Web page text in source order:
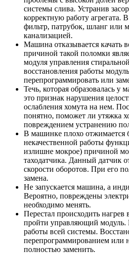
системы слива. Устранив
корректную работу агрегата.
фильтр, патрубок, шланг или
канализацией.
Машина отказывается качать
причиной такой поломки
модуля управления
восстановления работы
перепрограммировать или
Течь, которая образовалась у
это признак нарушения
ослабления хомута на нем.
понятно, поможет ли утяжка
повреждением устранению
В машинке плохо отжимается
некачественной работы
излишне мокрое) причиной
таходатчика. Данный датчик
скорости оборотов. При его
замена.
Не запускается машина, а
Вероятно, повреждены
необходимо менять.
Перестал происходить
пройти управляющий модуль.
работы всей системы.
перепрограммированием или
полностью заменить.